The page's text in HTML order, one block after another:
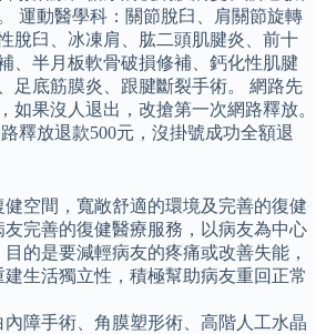
運動醫學科：關節脫臼、肩關節旋轉
脫臼、冰凍肩、肱二頭肌腱炎、前十
、半月板軟骨破損修補、鈣化性肌腱
足底筋膜炎、跟腱斷裂手術。 網路先
如果沒人退出，改搶第一次網路釋放。
釋放退款500元，沒掛號成功全額退
空間，寬敞舒適的環境及完善的復健
完善的復健醫療服務，以病友為中心
的是要減輕病友的疼痛或改善失能，
建生活獨立性，積極幫助病友重回正常
內障手術、角膜塑形術、高階人工水晶